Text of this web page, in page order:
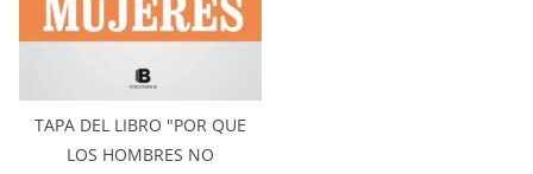
TAPA DEL LIBRO "POR QUE
LOS HOMBRES NO